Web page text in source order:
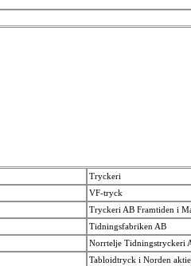
Tryckeri
VF-tryck
Tryckeri AB Framtiden i
Tidningsfabriken AB
Norrtelje Tidningstryckeri
Tabloidtryck i Norden